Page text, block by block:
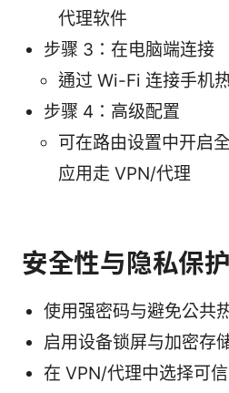
代理软件
步骤 3：在电脑端连接
通过 Wi-Fi 连接手机
步骤 4：高级配置
可在路由设置中开启
应用走 VPN/代理
安全性与隐私保护
使用强密码与避免公共
启用设备锁屏与加密存
在 VPN/代理中选择可